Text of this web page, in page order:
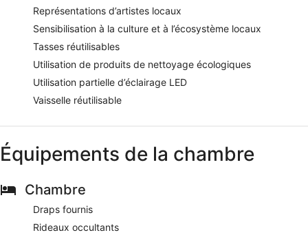
Représentations d’artistes locaux
Sensibilisation à la culture et à l’écosystème locaux
Tasses réutilisables
Utilisation de produits de nettoyage écologiques
Utilisation partielle d’éclairage LED
Vaisselle réutilisable
Équipements de la chambre
Chambre
Draps fournis
Rideaux occultants